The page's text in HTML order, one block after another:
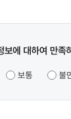
보에 대하여 만족
보통 불